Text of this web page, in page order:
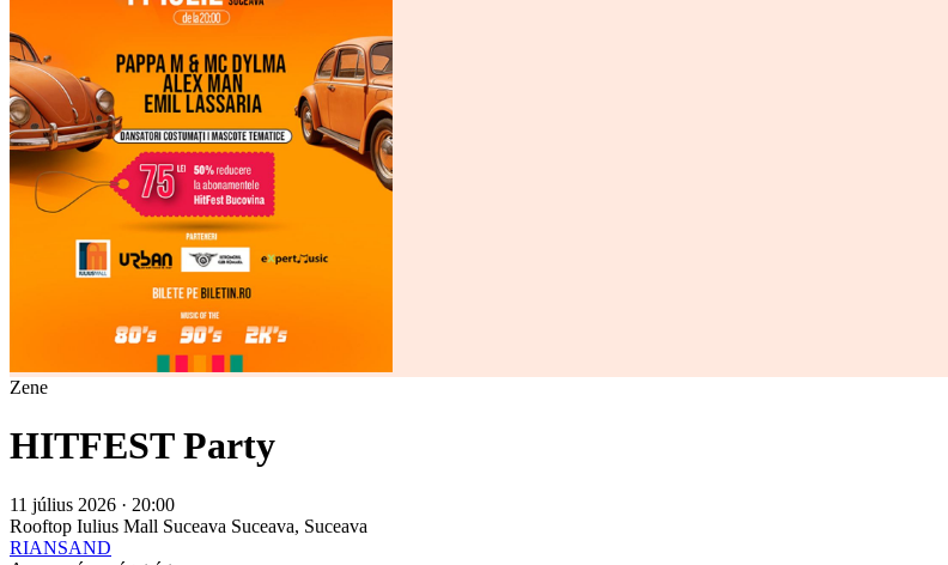
Zene
HITFEST Party
11 július 2026 · 20:00
Rooftop Iulius Mall Suceava Suceava, Suceava
RIANSAND